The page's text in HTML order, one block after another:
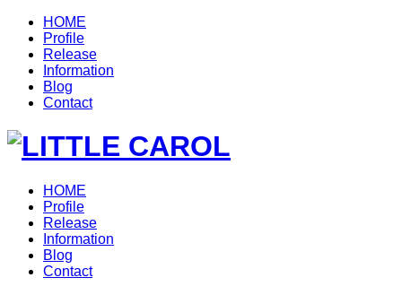
HOME
Profile
Release
Information
Blog
Contact
HOME
Profile
Release
Information
Blog
Contact